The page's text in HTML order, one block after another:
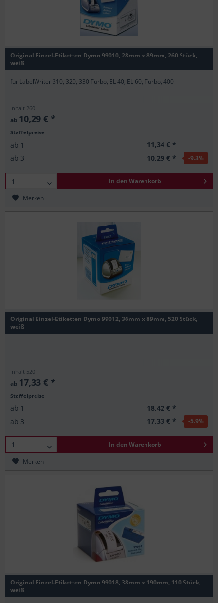
Original Einzel-Etiketten Dymo 99010, 28mm x 89mm, 260 Stück,
weiß
für LabelWriter 310, 320, 330 Turbo, EL 40, EL 60, Turbo, 400
Inhalt 260
ab 10,29 € *
Staffelpreise
ab 1
11,34 € *
ab 3 10,29 € * -9.3%
In den Warenkorb
Merken
Original Einzel-Etiketten Dymo 99012, 36mm x 89mm, 520 Stück,
weiß
Inhalt 520
ab 17,33 € *
Staffelpreise
ab 1
18,42 € *
ab 3 17,33 € * -5.9%
In den Warenkorb
Merken
Original Einzel-Etiketten Dymo 99018, 38mm x 190mm, 110 Stück,
weiß